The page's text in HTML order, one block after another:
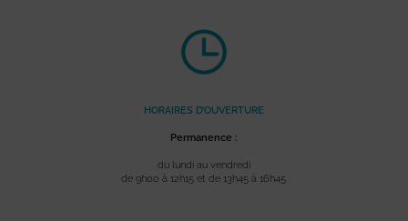
HORAIRES D’OUVERTURE
Permanence :
du lundi au vendredi
de 9h00 à 12h15 et de 13h45 à 16h45